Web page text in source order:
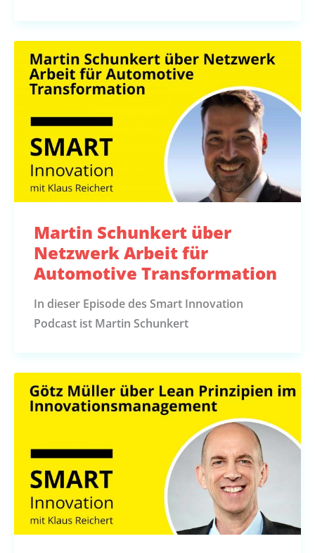
Martin Schunkert über
Netzwerk Arbeit für
Automotive Transformation
In dieser Episode des Smart Innovation
Podcast ist Martin Schunkert